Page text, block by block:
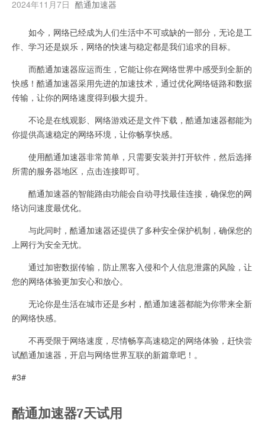
2024年11月7日 酷通加速器
如今，网络已经成为人们生活中不可或缺的一部分，无论是工
作、学习还是娱乐，网络的快速与稳定都是我们追求的目标。
而酷通加速器应运而生，它能让你在网络世界中感受到全新的
快感！酷通加速器采用先进的加速技术，通过优化网络链路和数据
传输，让你的网络速度得到极大提升。
不论是在线观影、网络游戏还是文件下载，酷通加速器都能为
你提供高速稳定的网络环境，让你畅享快感。
使用酷通加速器非常简单，只需要安装并打开软件，然后选择
所需的服务器地区，点击连接即可。
酷通加速器的智能路由功能会自动寻找最佳连接，确保您的网
络访问速度最优化。
与此同时，酷通加速器还提供了多种安全保护机制，确保您的
上网行为安全无忧。
通过加密数据传输，防止黑客入侵和个人信息泄露的风险，让
您的网络体验更加安心和放心。
无论你是生活在城市还是乡村，酷通加速器都能为你带来全新
的网络快感。
不再受限于网络速度，尽情畅享高速稳定的网络体验，赶快尝
试酷通加速器，开启与网络世界互联的新篇章吧！。
#3#
酷通加速器7天试用